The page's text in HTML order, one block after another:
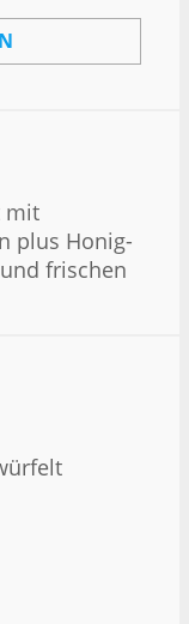
mit
plus Honig-
frischen